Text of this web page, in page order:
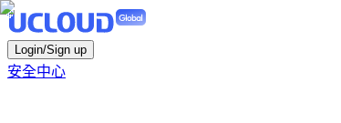
Login/Sign up
安全中心